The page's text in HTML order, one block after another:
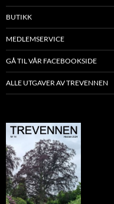
BUTIKK
MEDLEMSERVICE
GÅ TIL VÅR FACEBOOKSIDE
ALLE UTGAVER AV TREVENNEN